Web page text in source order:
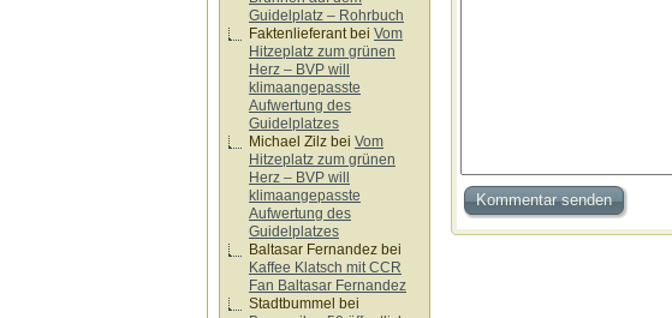
Guidelplatz – Rohrbuch
Faktenlieferantbei Vom
Hitzeplatz zum grünen
Herz – BVP will
klimaangepasste
Aufwertung des
Guidelplatzes
Michael Zilz bei Vom
Hitzeplatz zum grünen
Herz – BVP will
klimaangepasste
Aufwertung des
Guidelplatzes
Baltasar Fernandez bei
Kaffee Klatsch mit CCR
Fan Baltasar Fernandez
Stadtbummel bei